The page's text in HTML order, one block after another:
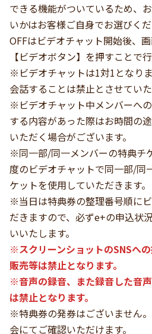
できる機能がついているため、
いかはお客様ご自身でお選びく
OFFはビデオチャット開始後、
【ビデオボタン】を押すことで行
※ビデオチャットは1対1となり
会話することは禁止とさせていた
※ビデオチャット中メンバーへ
する内容があった際はお時間の
いただく場合がございます。
※同一部/同一メンバーの特典チ
度のビデオチャットで同一部/同
ケットを使用していただきます。
※当日は特典券の整理番号順に
だきますので、必ずe+の申込状
いいたします。
※スクリーンショットのSNSへ
販売等は禁止となります。
※音声の録音、また録音した音
は禁止となります。
※特典券の発券はございません
会にてご確認いただけます。